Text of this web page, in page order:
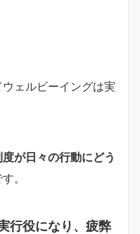
ェルビーイングは実
度が日々の行動にどう
。
行役になり、疲弊